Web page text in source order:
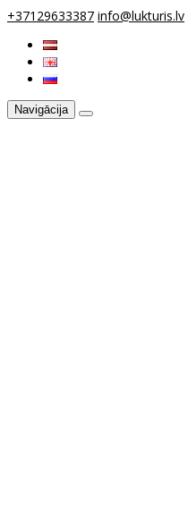
+37129633387 info@lukturis.lv
Navigācija